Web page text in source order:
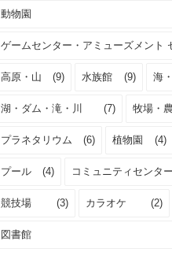
動物園
ゲームセンター・アミューズメント
高原・山 (9) 水族館 (9) 海
湖・ダム・滝・川 (7) 牧場・
プラネタリウム (6) 植物園 (4)
プール (4) コミュニティセンター
競技場 (3) カラオケ (2)
図書館